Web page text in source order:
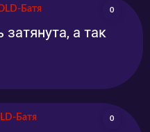
Батя 0
затянута, а так
Батя 0